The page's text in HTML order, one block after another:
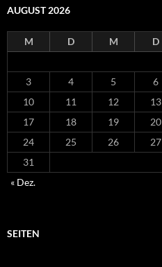
AUGUST 2026
M D M D
3
4 5 6
10
11 12 13
17
18 19 20
24
25 26 27
31
« Dez.
SEITEN